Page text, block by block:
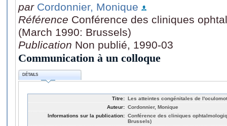
par Cordonnier, Monique
Référence Conférence des cliniques
(March 1990: Brussels)
Publication Non publié, 1990-03
Communication à un colloque
DÉTAILS
Titre: Les atteintes congénitales de
Auteur: Cordonnier, Monique
Informations sur la publication: Conférence des cliniques
Brussels)